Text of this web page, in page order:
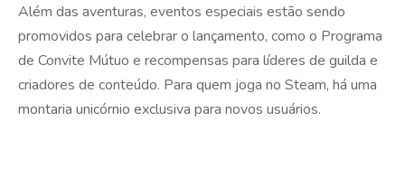
Além das aventuras, eventos especiais estão sendo
promovidos para celebrar o lançamento, como o Programa
de Convite Mútuo e recompensas para líderes de guilda e
criadores de conteúdo. Para quem joga no Steam, há uma
montaria unicórnio exclusiva para novos usuários.